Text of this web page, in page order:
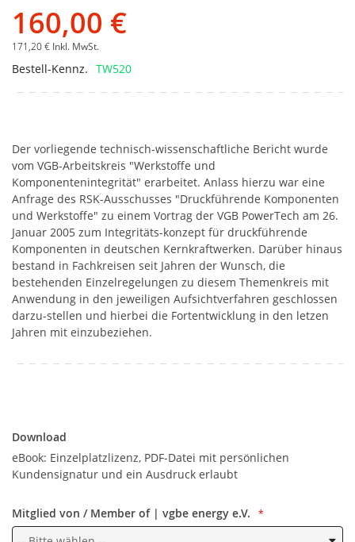
160,00 €
171,20 € Inkl. MwSt.
Bestell-Kennz. TW520
Der vorliegende technisch-wissenschaftliche Bericht wurde
vom VGB-Arbeitskreis "Werkstoffe und
Komponentenintegrität" erarbeitet. Anlass hierzu war eine
Anfrage des RSK-Ausschusses "Druckführende Komponenten
und Werkstoffe" zu einem Vortrag der VGB PowerTech am 26.
Januar 2005 zum Integritäts-konzept für druckführende
Komponenten in deutschen Kernkraftwerken. Darüber hinaus
bestand in Fachkreisen seit Jahren der Wunsch, die
bestehenden Einzelregelungen zu diesem Themenkreis mit
Anwendung in den jeweiligen Aufsichtverfahren geschlossen
darzu-stellen und hierbei die Fortentwicklung in den letzen
Jahren mit einzubeziehen.
Download
eBook: Einzelplatzlizenz, PDF-Datei mit persönlichen
Kundensignatur und ein Ausdruck erlaubt
Mitglied von / Member of | vgbe energy e.V.